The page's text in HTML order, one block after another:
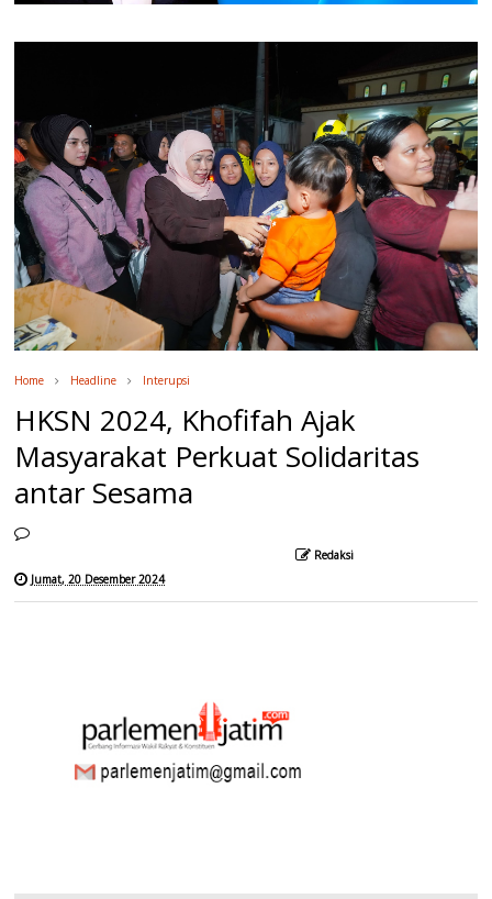
Home Headline Interupsi
HKSN 2024, Khofifah Ajak
Masyarakat Perkuat Solidaritas
antar Sesama
Redaksi
Jumat, 20 Desember 2024